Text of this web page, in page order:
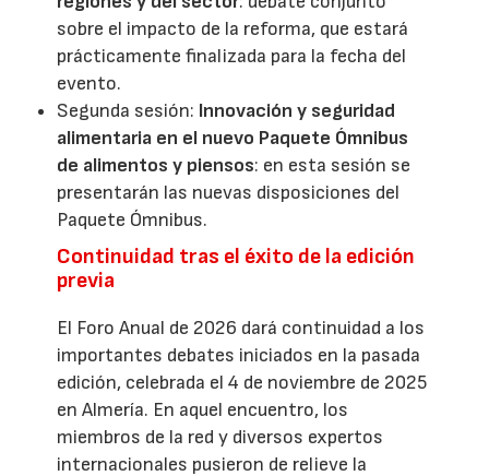
sobre el impacto de la reforma, que estará
prácticamente finalizada para la fecha del
evento.
Segunda sesión: Innovación y seguridad
alimentaria en el nuevo Paquete Ómnibus
de alimentos y piensos: en esta sesión se
presentarán las nuevas disposiciones del
Paquete Ómnibus.
Continuidad tras el éxito de la edición
previa
El Foro Anual de 2026 dará continuidad a los
importantes debates iniciados en la pasada
edición, celebrada el 4 de noviembre de 2025
en Almería. En aquel encuentro, los
miembros de la red y diversos expertos
internacionales pusieron de relieve la